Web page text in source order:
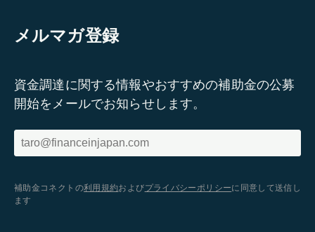
メルマガ登録
資金調達に関する情報やおすすめの補助金の公募
開始をメールでお知らせします。
補助金コネクトの利用規約およびプライバシーポリシーに同意して送信し
ます